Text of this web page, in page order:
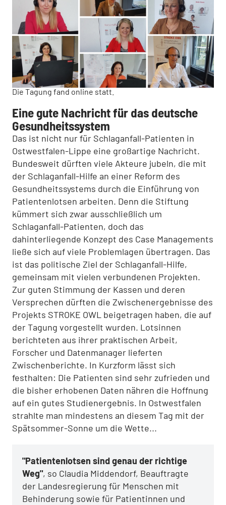
Die Tagung fand online statt.
Eine gute Nachricht für das deutsche
Gesundheitssystem
Das ist nicht nur für Schlaganfall-Patienten in
Ostwestfalen-Lippe eine großartige Nachricht.
Bundesweit dürften viele Akteure jubeln, die mit
der Schlaganfall-Hilfe an einer Reform des
Gesundheitssystems durch die Einführung von
Patientenlotsen arbeiten. Denn die Stiftung
kümmert sich zwar ausschließlich um
Schlaganfall-Patienten, doch das
dahinterliegende Konzept des Case Managements
ließe sich auf viele Problemlagen übertragen. Das
ist das politische Ziel der Schlaganfall-Hilfe,
gemeinsam mit vielen verbundenen Projekten.
Zur guten Stimmung der Kassen und deren
Versprechen dürften die Zwischenergebnisse des
Projekts STROKE OWL beigetragen haben, die auf
der Tagung vorgestellt wurden. Lotsinnen
berichteten aus ihrer praktischen Arbeit,
Forscher und Datenmanager lieferten
Zwischenberichte. In Kurzform lässt sich
festhalten: Die Patienten sind sehr zufrieden und
die bisher erhobenen Daten nähren die Hoffnung
auf ein gutes Studienergebnis. In Ostwestfalen
strahlte man mindestens an diesem Tag mit der
Spätsommer-Sonne um die Wette...
"Patientenlotsen sind genau der richtige
Weg", so Claudia Middendorf, Beauftragte
der Landesregierung für Menschen mit
Behinderung sowie für Patientinnen und